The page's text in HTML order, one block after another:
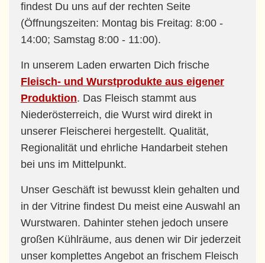
findest Du uns auf der rechten Seite
(Öffnungszeiten: Montag bis Freitag: 8:00 -
14:00; Samstag 8:00 - 11:00).
In unserem Laden erwarten Dich frische
Fleisch- und Wurstprodukte aus eigener
Produktion. Das Fleisch stammt aus
Niederösterreich, die Wurst wird direkt in
unserer Fleischerei hergestellt. Qualität,
Regionalität und ehrliche Handarbeit stehen
bei uns im Mittelpunkt.
Unser Geschäft ist bewusst klein gehalten und
in der Vitrine findest Du meist eine Auswahl an
Wurstwaren. Dahinter stehen jedoch unsere
großen Kühlräume, aus denen wir Dir jederzeit
unser komplettes Angebot an frischem Fleisch